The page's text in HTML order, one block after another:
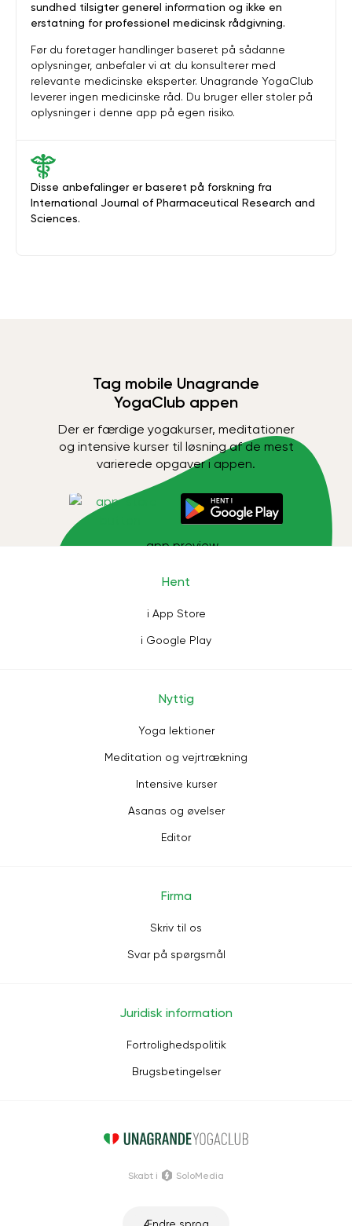
Disse anbefalinger er baseret på forskning fra
International Journal of Pharmaceutical Research and
Sciences.
sundhed tilsigter generel information og ikke en
erstatning for professionel medicinsk rådgivning.
Før du foretager handlinger baseret på sådanne
oplysninger, anbefaler vi at du konsulterer med
relevante medicinske eksperter. Unagrande YogaClub
leverer ingen medicinske råd. Du bruger eller stoler på
oplysninger i denne app på egen risiko.
Tag mobile Unagrande
YogaClub appen
Der er færdige yogakurser, meditationer
og intensive kurser til løsning af de mest
varierede opgaver i appen.
Hent
i App Store
i Google Play
Nyttig
Yoga lektioner
Meditation og vejrtrækning
Intensive kurser
Asanas og øvelser
Editor
Firma
Skriv til os
Svar på spørgsmål
Juridisk information
Fortrolighedspolitik
Brugsbetingelser
Skabt i SoloMedia